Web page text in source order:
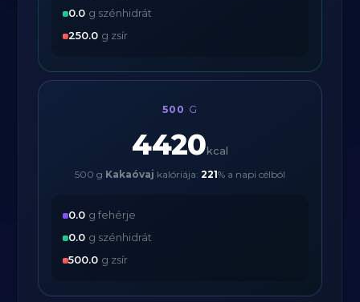
0.0 g szénhidrát
250.0 g zsír
500 G
4420 kcal
500 g Kakaóvaj kalóriája: 221% a napi célból
0.0 g fehérje
0.0 g szénhidrát
500.0 g zsír